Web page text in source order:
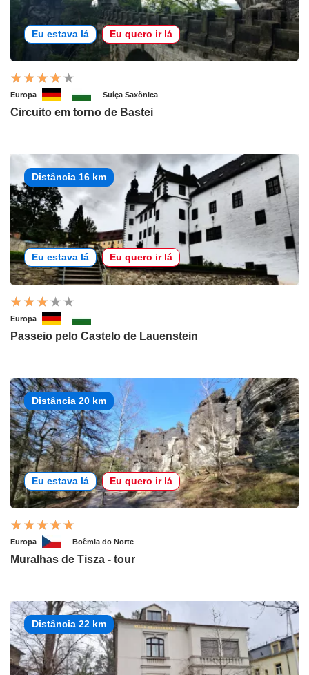
Eu estava lá Eu quero ir lá
Europa Suíça Saxônica
Circuito em torno de Bastei
Distância 16 km
Eu estava lá Eu quero ir lá
Europa
Passeio pelo Castelo de Lauenstein
Distância 20 km
Eu estava lá Eu quero ir lá
Europa Boêmia do Norte
Muralhas de Tisza - tour
Distância 22 km